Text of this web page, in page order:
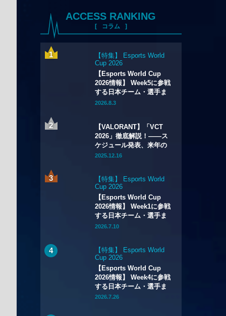
ACCESS RANKING
コラム
【特集】 Esports World
Cup 2026
【Esports World Cup
2026情報】 Week5に参戦
する日本チーム・選手ま
とめ
2026.8.3
【VALORANT】「VCT
2026」徹底解説！——ス
ケジュール発表、来年の
最高峰リーグ全貌が明ら
2025.12.16
【特集】 Esports World
Cup 2026
【Esports World Cup
2026情報】 Week1に参戦
する日本チーム・選手ま
とめ
2026.7.10
【特集】 Esports World
Cup 2026
【Esports World Cup
2026情報】 Week4に参戦
する日本チーム・選手ま
とめ
2026.7.26